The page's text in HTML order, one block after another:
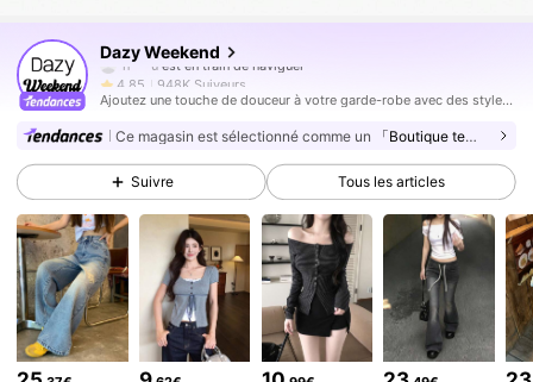
Dazy Weekend
4,85 948K Suiveurs
4,85 948K Suiveurs
4,85 948K Suiveurs
4,85 948K Suiveurs
4,85 948K Suiveurs
4,85 948K Suiveurs
Ajoutez une touche de douceur à votre garde-robe avec des styles qui débordent de mignonnerie dans chaque détail.
Ce magasin est sélectionné comme un 「Boutique tendance」
Suivre Tous les articles